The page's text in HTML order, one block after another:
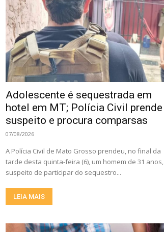
Adolescente é sequestrada em
hotel em MT; Polícia Civil prende
suspeito e procura comparsas
07/08/2026
A Polícia Civil de Mato Grosso prendeu, no final da
tarde desta quinta-feira (6), um homem de 31 anos,
suspeito de participar do sequestro...
LEIA MAIS